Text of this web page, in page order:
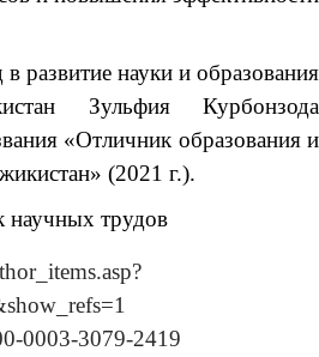
в развитие науки и образования
Зульфия Курбонзода
«Отличник образования и
(2021 г.).
научных трудов
0003-3079-2419